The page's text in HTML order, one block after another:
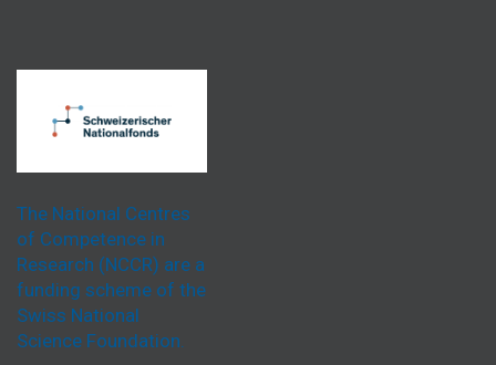
The National Centres
of Competence in
Research (NCCR) are a
funding scheme of the
Swiss National
Science Foundation.